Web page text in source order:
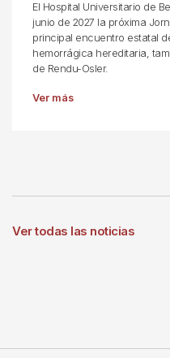
El Hospital Universitario de
junio de 2027 la próxima
principal encuentro estatal
hemorrágica hereditaria,
de Rendu-Osler.
Ver más
Ver todas las noticias